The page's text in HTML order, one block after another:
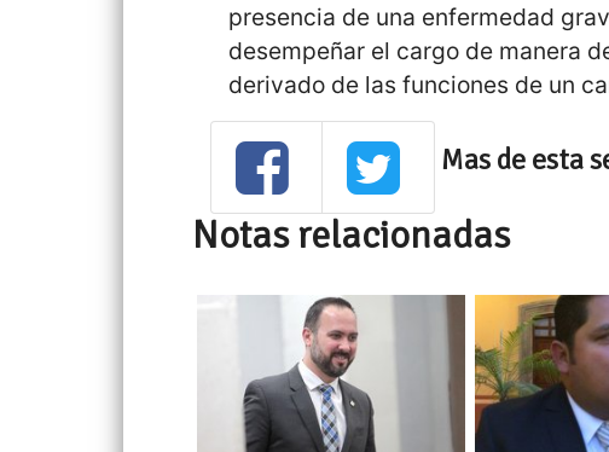
presencia de una enfermedad
desempeñar el cargo de manera
derivado de las funciones de un
Mas de esta
Notas relacionadas